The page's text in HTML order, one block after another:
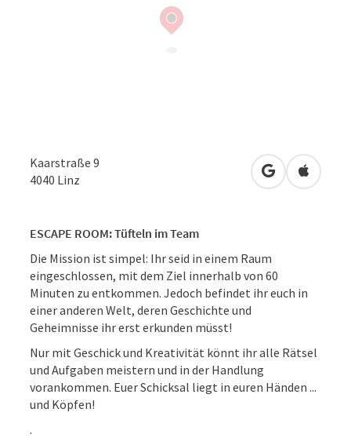
Kaarstraße 9
4040 Linz in Google
in
ESCAPE ROOM: Tüfteln im Team
Die Mission ist simpel: Ihr seid in einem Raum
eingeschlossen, mit dem Ziel innerhalb von 60
Minuten zu entkommen. Jedoch befindet ihr euch in
einer anderen Welt, deren Geschichte und
Geheimnisse ihr erst erkunden müsst!
Nur mit Geschick und Kreativität könnt ihr alle Rätsel
und Aufgaben meistern und in der Handlung
vorankommen. Euer Schicksal liegt in euren Händen ...
und Köpfen!
.